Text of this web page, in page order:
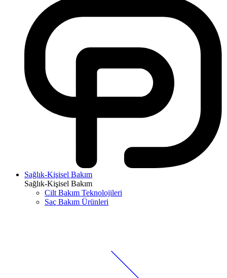
Sağlık-Kişisel Bakım
Sağlık-Kişisel Bakım
Cilt Bakım Teknolojileri
Saç Bakım Ürünleri